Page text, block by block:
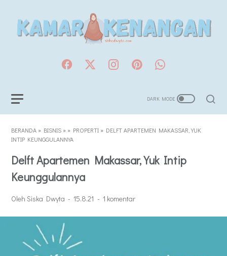
BERANDA » BISNIS » » PROPERTI » DELFT APARTEMEN MAKASSAR, YUK
INTIP KEUNGGULANNYA
Delft Apartemen Makassar, Yuk Intip
Keunggulannya
Oleh Siska Dwyta 15.8.21 1 komentar